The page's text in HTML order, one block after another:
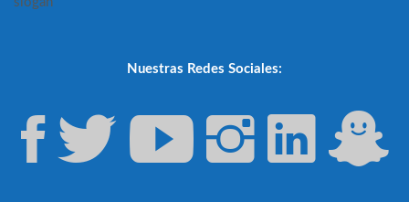
Nuestras Redes Sociales: